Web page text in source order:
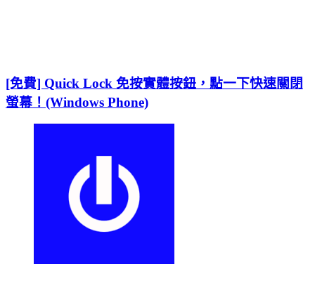
[免費] Quick Lock 免按實體按鈕，點一下快速關閉
螢幕！(Windows Phone)